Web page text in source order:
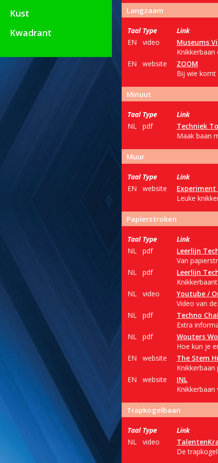
Kust
Kwadrant
Langzaam
Taal Type
Link
EN
video
Museums
EN
website
ZOOM
Bij wie komt
Minuut
Taal Type
Link
NL
pdf
Techniek
Maak baan
Muur
Taal Type
Link
EN
website
Experiment
Leuke
Papierstroken
Taal Type
Link
NL
pdf
Leerlijn
Van
NL
pdf
Leerlijn
NL
video
Youtube /
Video van
NL
pdf
Techno
Extra
NL
pdf
Wouters
Hoe kun je
EN
website
The Stem
EN
website
INL
Trapkogelbaan
Taal Type
Link
NL
video
De